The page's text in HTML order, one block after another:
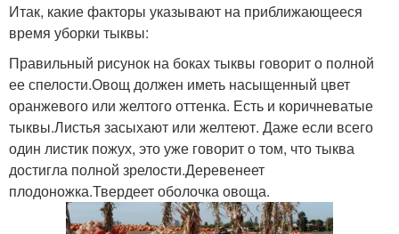
Итак, какие факторы указывают на приближающееся
время уборки тыквы:
Правильный рисунок на боках тыквы говорит о полной
ее спелости.Овощ должен иметь насыщенный цвет
оранжевого или желтого оттенка. Есть и коричневатые
тыквы.Листья засыхают или желтеют. Даже если всего
один листик пожух, это уже говорит о том, что тыква
достигла полной зрелости.Деревенеет
плодоножка.Твердеет оболочка овоща.